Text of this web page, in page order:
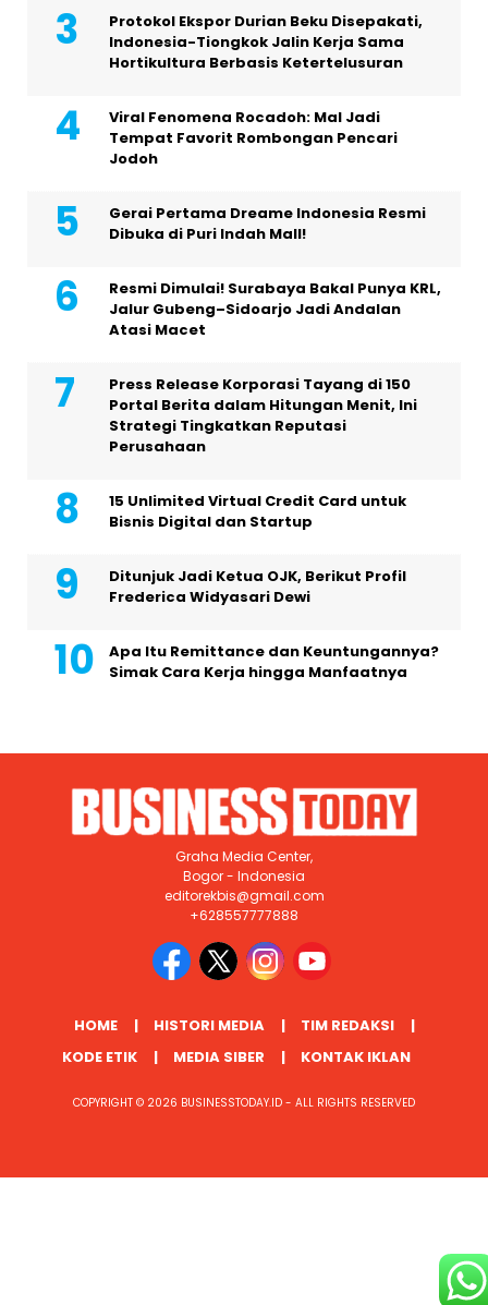
Protokol Ekspor Durian Beku Disepakati,
Indonesia-Tiongkok Jalin Kerja Sama
Hortikultura Berbasis Ketertelusuran
Viral Fenomena Rocadoh: Mal Jadi
Tempat Favorit Rombongan Pencari
Jodoh
Gerai Pertama Dreame Indonesia Resmi
Dibuka di Puri Indah Mall!
Resmi Dimulai! Surabaya Bakal Punya KRL,
Jalur Gubeng–Sidoarjo Jadi Andalan
Atasi Macet
Press Release Korporasi Tayang di 150
Portal Berita dalam Hitungan Menit, Ini
Strategi Tingkatkan Reputasi
Perusahaan
15 Unlimited Virtual Credit Card untuk
Bisnis Digital dan Startup
Ditunjuk Jadi Ketua OJK, Berikut Profil
Frederica Widyasari Dewi
Apa Itu Remittance dan Keuntungannya?
Simak Cara Kerja hingga Manfaatnya
Graha Media Center,
Bogor - Indonesia
editorekbis@gmail.com
+628557777888
HOME HISTORI MEDIA
TIM REDAKSI
KODE ETIK
MEDIA SIBER KONTAK IKLAN
COPYRIGHT © 2026 BUSINESSTODAY.ID - ALL RIGHTS RESERVED